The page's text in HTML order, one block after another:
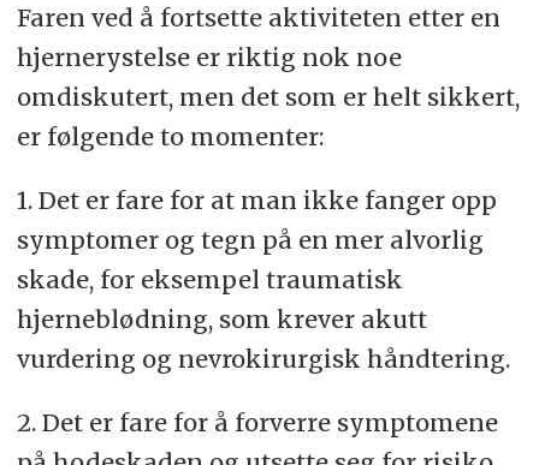
Faren ved å fortsette aktiviteten etter en
hjernerystelse er riktig nok noe
omdiskutert, men det som er helt sikkert,
er følgende to momenter:
1. Det er fare for at man ikke fanger opp
symptomer og tegn på en mer alvorlig
skade, for eksempel traumatisk
hjerneblødning, som krever akutt
vurdering og nevrokirurgisk håndtering.
2. Det er fare for å forverre symptomene